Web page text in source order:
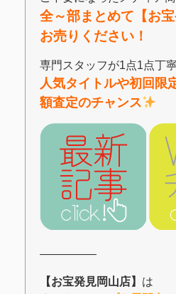
全～部まとめて【お
お売りください！
専門スタッフが1点1点丁
人気タイトルや初回限
額査定のチャンス
―――――
【お宝発見岡山店】 は